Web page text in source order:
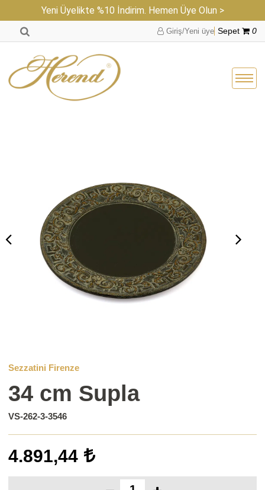
Yeni Üyelikte %10 İndirim. Hemen Üye Olun >
Giriş/Yeni üye Sepet 0
Sezzatini Firenze
34 cm Supla
VS-262-3-3546
4.891,44